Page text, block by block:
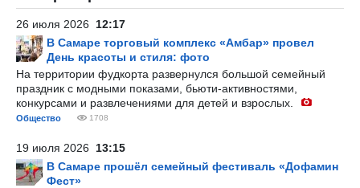
26 июля 2026 12:17
В Самаре торговый комплекс «Амбар» провел
День красоты и стиля: фото
На территории фудкорта развернулся большой семейный
праздник с модными показами, бьюти-активностями,
конкурсами и развлечениями для детей и взрослых.
Общество 1708
19 июля 2026 13:15
В Самаре прошёл семейный фестиваль «Дофамин
Фест»